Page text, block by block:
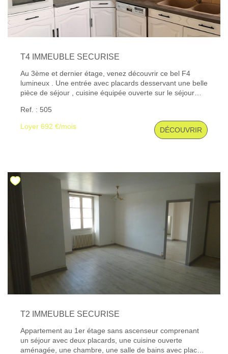
T4 IMMEUBLE SECURISE
Au 3ème et dernier étage, venez découvrir ce bel F4
lumineux . Une entrée avec placards desservant une belle
pièce de séjour , cuisine équipée ouverte sur le séjour
Il est composé de trois belles chambres. Les informations
sur les risques auxquels ce bien est exposé sont
disponibles sur le site Géorisques : www. georisques.
Ref. : 505
Loyer 692 €/mois DÉCOUVRIR
T2 IMMEUBLE SECURISE
Appartement au 1er étage sans ascenseur comprenant
un séjour avec deux placards, une cuisine ouverte
aménagée, une chambre, une salle de bains avec placard